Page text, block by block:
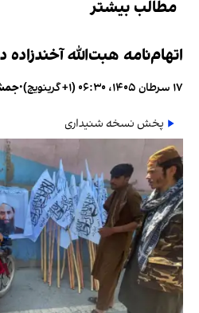
مطالب بیشتر
اتهام‌نامه هبت‌الله آخندزاده
۱۷ سرطان ۱۴۰۵، ۰۶:۳۰ (‎+۱ گرینویچ) •
پخش نسخه شنیداری